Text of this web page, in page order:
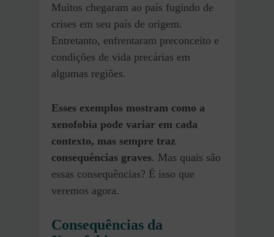
Muitos chegaram ao país fugindo de
crises em seu país de origem.
Entretanto, enfrentaram preconceito e
condições de vida precárias em
algumas regiões.
Esses exemplos mostram como a
xenofobia pode variar em cada
contexto, mas sempre traz
consequências graves. Mas quais são
essas consequências? É isso que
veremos agora.
Consequências da